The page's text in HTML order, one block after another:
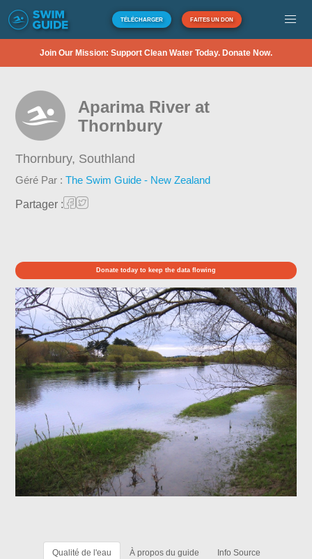
TÉLÉCHARGER FAITES UN DON
Join Our Mission: Support Clean Water Today. Donate Now.
Aparima River at
Thornbury
Thornbury, Southland
Géré Par :The Swim Guide - New Zealand
Partager :
Donate today to keep the data flowing
Qualité de l'eau À propos du guide Info Source